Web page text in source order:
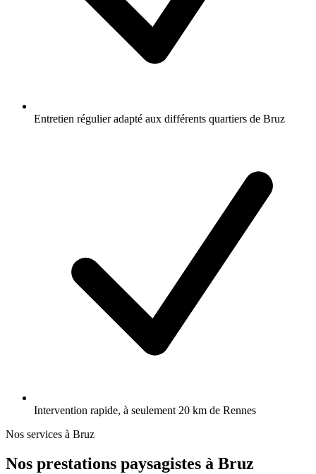
Entretien régulier adapté aux différents quartiers de Bruz
Intervention rapide, à seulement 20 km de Rennes
Nos services à Bruz
Nos prestations paysagistes à Bruz